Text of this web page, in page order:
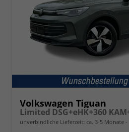
Volkswagen Tiguan
unverbindliche Lieferzeit: ca. 3-5 Monate